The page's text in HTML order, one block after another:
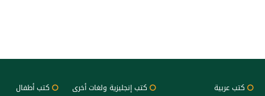
كتب عربية كتب إنجليزية ولغات أخرى كتب أطفال